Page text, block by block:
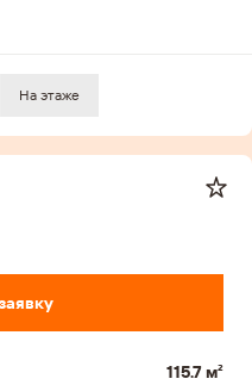
На этаже
115.7 м²